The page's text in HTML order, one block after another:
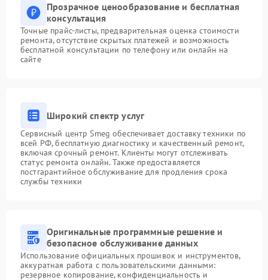
Прозрачное ценообразование и бесплатная
консультация
Точные прайс-листы, предварительная оценка стоимости
ремонта, отсутствие скрытых платежей и возможность
бесплатной консультации по телефону или онлайн на
сайте
Широкий спектр услуг
Сервисный центр Smeg обеспечивает доставку техники по
всей РФ, бесплатную диагностику и качественный ремонт,
включая срочный ремонт. Клиенты могут отслеживать
статус ремонта онлайн. Также предоставляется
постгарантийное обслуживание для продления срока
службы техники
Оригинальные программные решение и
безопасное обслуживание данных
Использование официальных прошивок и инструментов,
аккуратная работа с пользовательскими данными:
резервное копирование, конфиденциальность и